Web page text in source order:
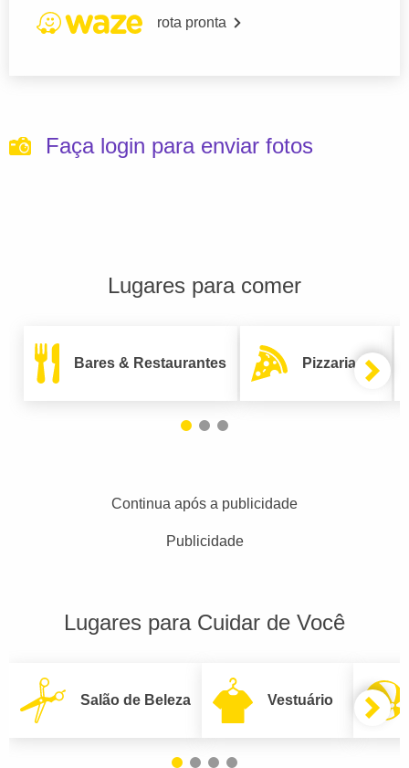
rota pronta
Faça login para enviar fotos
Lugares para comer
Bares & Restaurantes Pizzarias
Continua após a publicidade
Publicidade
Lugares para Cuidar de Você
Salão de Beleza Vestuário